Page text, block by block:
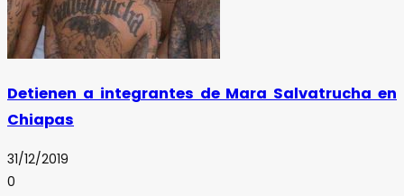
Detienen a integrantes de Mara Salvatrucha en
Chiapas
31/12/2019
0